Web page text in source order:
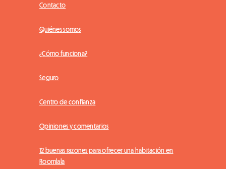
Contacto
Quiénes somos
¿Cómo funciona?
Seguro
Centro de confianza
Opiniones y comentarios
12 buenas razones para ofrecer una habitación en
Roomlala